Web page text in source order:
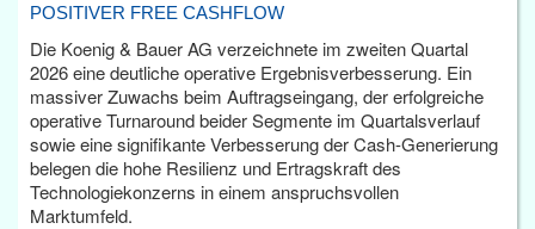
POSITIVER FREE CASHFLOW
Die Koenig & Bauer AG verzeichnete im zweiten Quartal
2026 eine deutliche operative Ergebnisverbesserung. Ein
massiver Zuwachs beim Auftragseingang, der erfolgreiche
operative Turnaround beider Segmente im Quartalsverlauf
sowie eine signifikante Verbesserung der Cash-Generierung
belegen die hohe Resilienz und Ertragskraft des
Technologiekonzerns in einem anspruchsvollen
Marktumfeld.